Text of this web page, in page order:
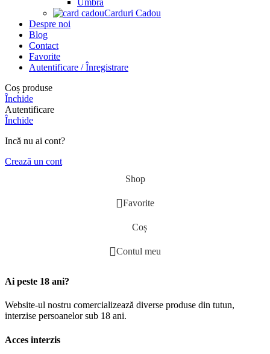
Carduri Cadou
Despre noi
Blog
Contact
Favorite
Autentificare / Înregistrare
Coș produse
Închide
Autentificare
Închide
Incă nu ai cont?
Crează un cont
Shop
Favorite
Coș
Contul meu
Ai peste 18 ani?
Website-ul nostru comercializează diverse produse din tutun,
interzise persoanelor sub 18 ani.
Acces interzis